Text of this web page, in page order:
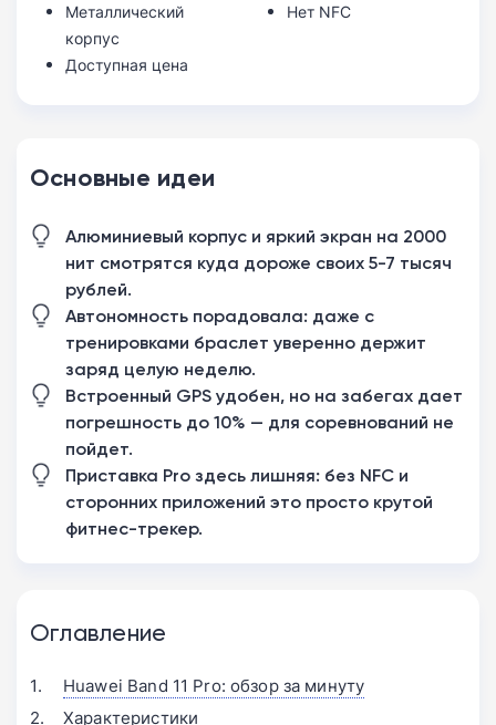
Металлический
корпус
Доступная цена
Нет NFC
Основные идеи
Алюминиевый корпус и яркий экран на 2000
нит смотрятся куда дороже своих 5-7 тысяч
рублей.
Автономность порадовала: даже с
тренировками браслет уверенно держит
заряд целую неделю.
Встроенный GPS удобен, но на забегах дает
погрешность до 10% — для соревнований не
пойдет.
Приставка Pro здесь лишняя: без NFC и
сторонних приложений это просто крутой
фитнес-трекер.
Оглавление
Huawei Band 11 Pro: обзор за минуту
Характеристики